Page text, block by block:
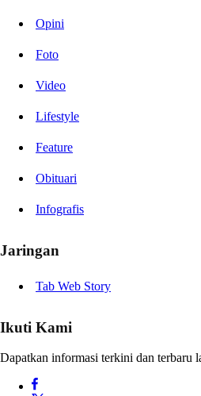
Opini
Foto
Video
Lifestyle
Feature
Obituari
Infografis
Jaringan
Tab Web Story
Ikuti Kami
Dapatkan informasi terkini dan terbaru